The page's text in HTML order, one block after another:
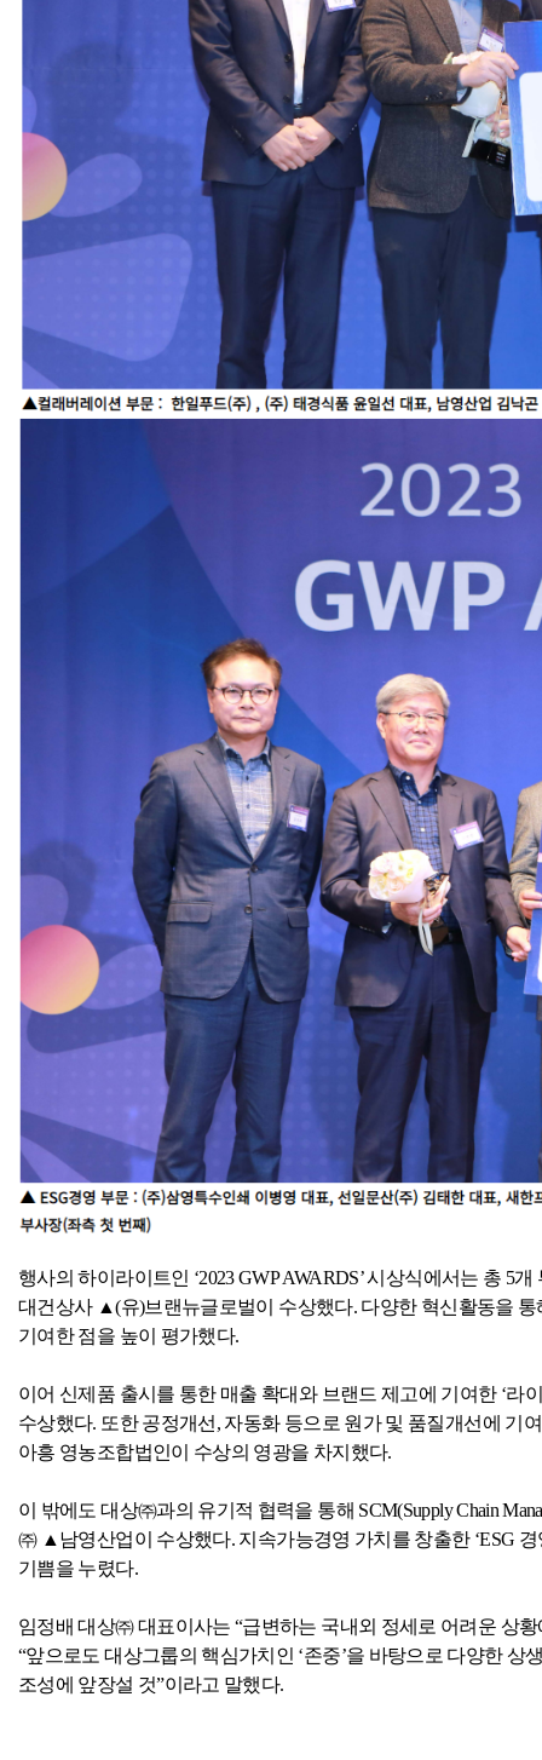
행사의 하이라이트인 ‘2023 GWP AWARDS’ 시상식에서는 총 5개
대건상사 ▲(유)브랜뉴글로벌이 수상했다. 다양한 혁신활동을
기여한 점을 높이 평가했다.
이어 신제품 출시를 통한 매출 확대와 브랜드 제고에 기여한 ‘
수상했다. 또한 공정개선 , 자동화 등으로 원가 및 품질개선에 기
아흥 영농조합법인이 수상의 영광을 차지했다.
이 밖에도 대상㈜과의 유기적 협력을 통해 SCM(Supply Chain
㈜ ▲남영산업이 수상했다. 지속가능경영 가치를 창출한 ‘ESG
기쁨을 누렸다.
임정배 대상㈜ 대표이사는 “급변하는 국내외 정세로 어려운 상
“앞으로도 대상그룹의 핵심가치인 ‘존중’을 바탕으로 다양한 상
조성에 앞장설 것”이라고 말했다.